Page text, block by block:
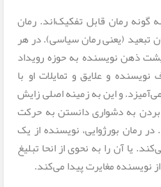
گونه رمان قابل تفکیک‌اند. رمان
تبعید (یعنی رمان سیاسی). در هر
ذهن نویسنده به حوزه رویداد
و علایق و تمایلات او با
و این به زمینه اصلی زایش
بردن به دشواری دانستن به حرکت
رمان بورژوایی، نویسنده از یک
یا آن را به نحوی از انحا تبلیغ
نویسنده مغایرت پیدا می‌کند.